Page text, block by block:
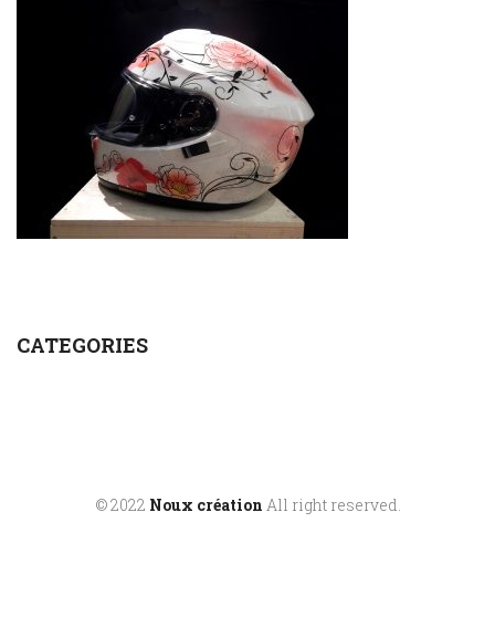
CATEGORIES
© 2022 Noux création All right reserved.